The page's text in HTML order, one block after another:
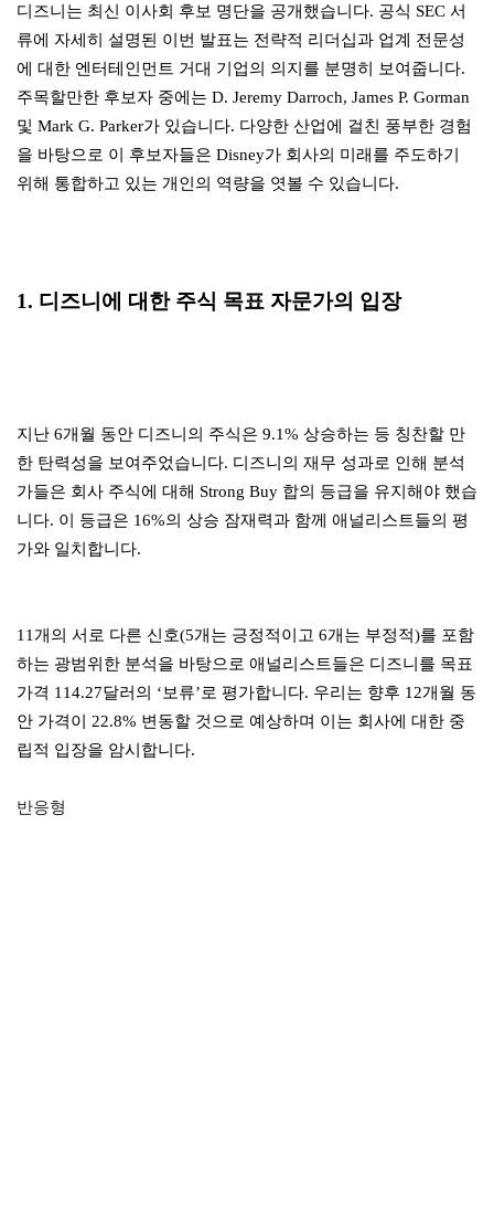
디즈니는 최신 이사회 후보 명단을 공개했습니다. 공식 SEC 서
류에 자세히 설명된 이번 발표는 전략적 리더십과 업계 전문성
에 대한 엔터테인먼트 거대 기업의 의지를 분명히 보여줍니다.
주목할만한 후보자 중에는 D. Jeremy Darroch, James P. Gorman
및 Mark G. Parker가 있습니다. 다양한 산업에 걸친 풍부한 경험
을 바탕으로 이 후보자들은 Disney가 회사의 미래를 주도하기
위해 통합하고 있는 개인의 역량을 엿볼 수 있습니다.
1. 디즈니에 대한 주식 목표 자문가의 입장
지난 6개월 동안 디즈니의 주식은 9.1% 상승하는 등 칭찬할 만
한 탄력성을 보여주었습니다. 디즈니의 재무 성과로 인해 분석
가들은 회사 주식에 대해 Strong Buy 합의 등급을 유지해야 했습
니다. 이 등급은 16%의 상승 잠재력과 함께 애널리스트들의 평
가와 일치합니다.
11개의 서로 다른 신호(5개는 긍정적이고 6개는 부정적)를 포함
하는 광범위한 분석을 바탕으로 애널리스트들은 디즈니를 목표
가격 114.27달러의 ‘보류’로 평가합니다. 우리는 향후 12개월 동
안 가격이 22.8% 변동할 것으로 예상하며 이는 회사에 대한 중
립적 입장을 암시합니다.
반응형